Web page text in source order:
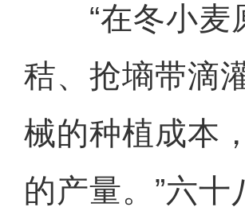
“在冬小麦
秸、抢墒带滴
械的种植成本
的产量。”六